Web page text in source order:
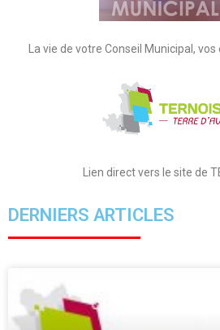
La vie de votre Conseil Municipal,
Lien direct vers le site de
DERNIERS ARTICLES